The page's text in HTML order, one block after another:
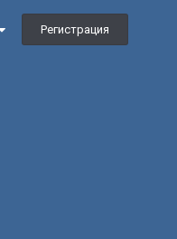
Регистрация